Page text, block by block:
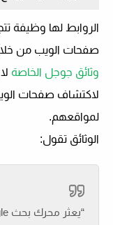
صفحات الويب من
وثائق جوجل الخاصة
لاكتشاف صفحات
لمواقعهم.
الوثائق تقول: